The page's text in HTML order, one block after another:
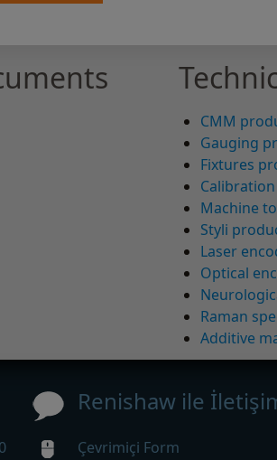
CMM
Gauging
Fixtures
Machine
Styli
Laser
Optical
Raman
Additive
Renishaw ile
Çevrimiçi Form